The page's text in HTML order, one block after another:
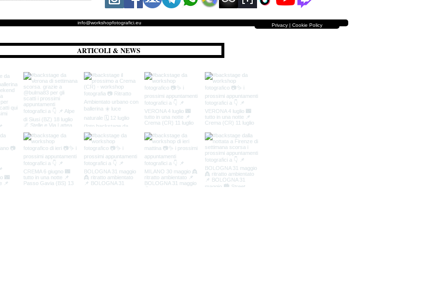
info@workshopfotografici.eu Privacy | Cookie Policy
ARTICOLI & NEWS